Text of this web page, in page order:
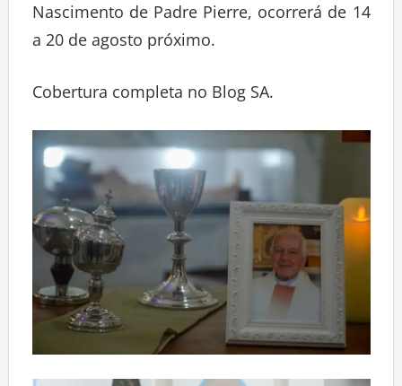
Nascimento de Padre Pierre, ocorrerá de 14
a 20 de agosto próximo.
Cobertura completa no Blog SA.